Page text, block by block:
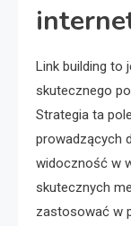
Link building to
skutecznego
Strategia ta
prowadzących
widoczność w
skutecznych
zastosować w